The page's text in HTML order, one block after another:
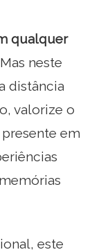
qualquer
neste
distância
valorize o
em
este